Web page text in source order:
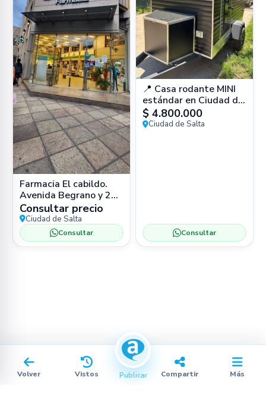
Farmacia El cabildo.
Avenida Begrano y 25
de Mayo. Salta
Consultar precio
Ciudad de Salta
Consultar
📍 Casa rodante MINI
estándar en Ciudad de
Salta – entrega
inmediata, lista para
$ 4.800.000
Ciudad de Salta
Consultar
Volver Vistos Publicar Compartir Más